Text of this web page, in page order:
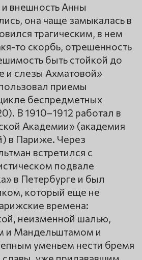
внешность Анны
она чаще замыкалась в
трагическим, в нем
то скорбь, отрешенность
быть стойкой до
и слезы Ахматовой»
приемы
беспредметных
В 1910–1912 работал в
Академии» (академия
в Париже. Через
встретился с
подвале
в Петербурге и был
который еще не
времена:
неизменной шалью,
и Мандельштамом и
уменьем нести бремя